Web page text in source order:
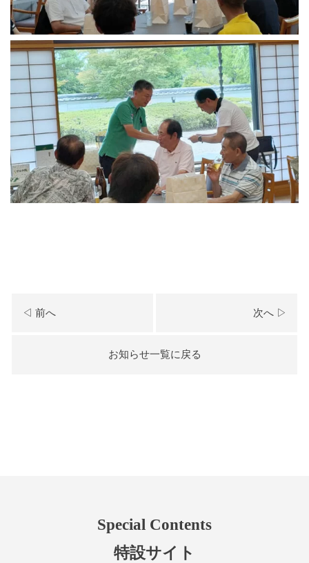
◁ 前へ 次へ ▷
お知らせ一覧に戻る
Special Contents
特設サイト